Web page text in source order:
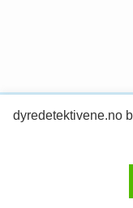
©
Design og
dyredetektivene.no